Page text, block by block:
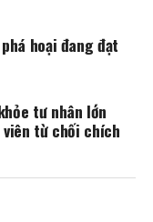
hoại đang đạt
tư nhân lớn
viên từ chối chích